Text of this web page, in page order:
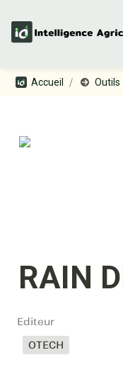
Accueil / Outils
RAIN
Editeur
OTECH